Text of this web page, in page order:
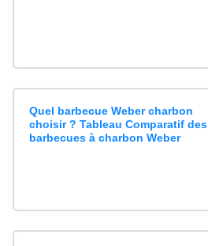
Quel barbecue Weber charbon
choisir ? Tableau Comparatif des
barbecues à charbon Weber